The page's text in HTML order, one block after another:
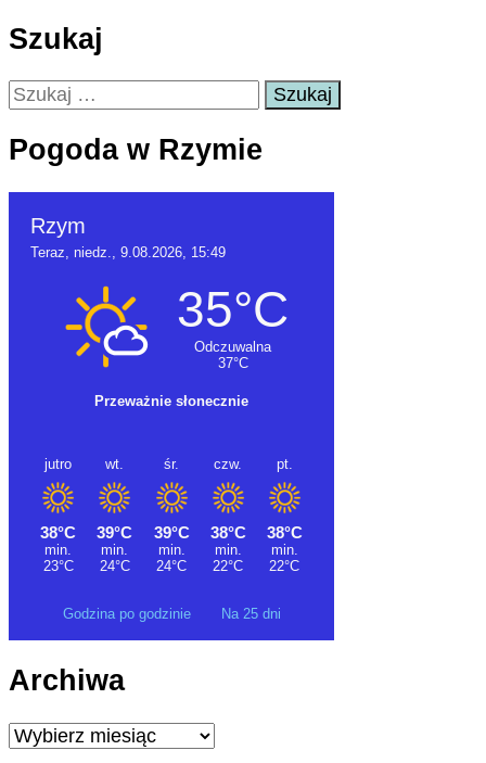
Szukaj
Szukaj:
Pogoda w Rzymie
Godzina po godzinie Na 25 dni
Archiwa
Archiwa